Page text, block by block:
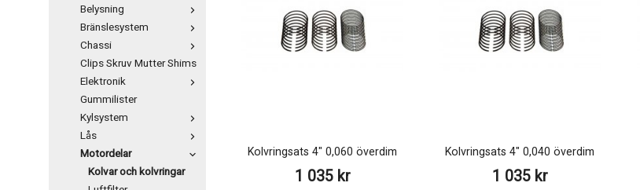
Belysning
Bränslesystem
Chassi
Clips Skruv Mutter Shims
Elektronik
Gummilister
Kylsystem
Lås
Motordelar
Kolvar och kolvringar
Kolvringsats 4" 0,060 överdim
1 035 kr
Kolvringsats 4" 0,040 överdim
1 035 kr